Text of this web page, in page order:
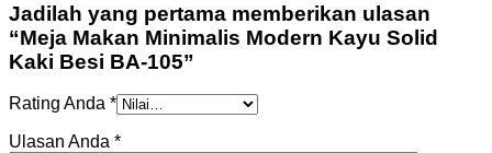
Jadilah yang pertama memberikan ulasan
“Meja Makan Minimalis Modern Kayu Solid
Kaki Besi BA-105”
Rating Anda *
Ulasan Anda *